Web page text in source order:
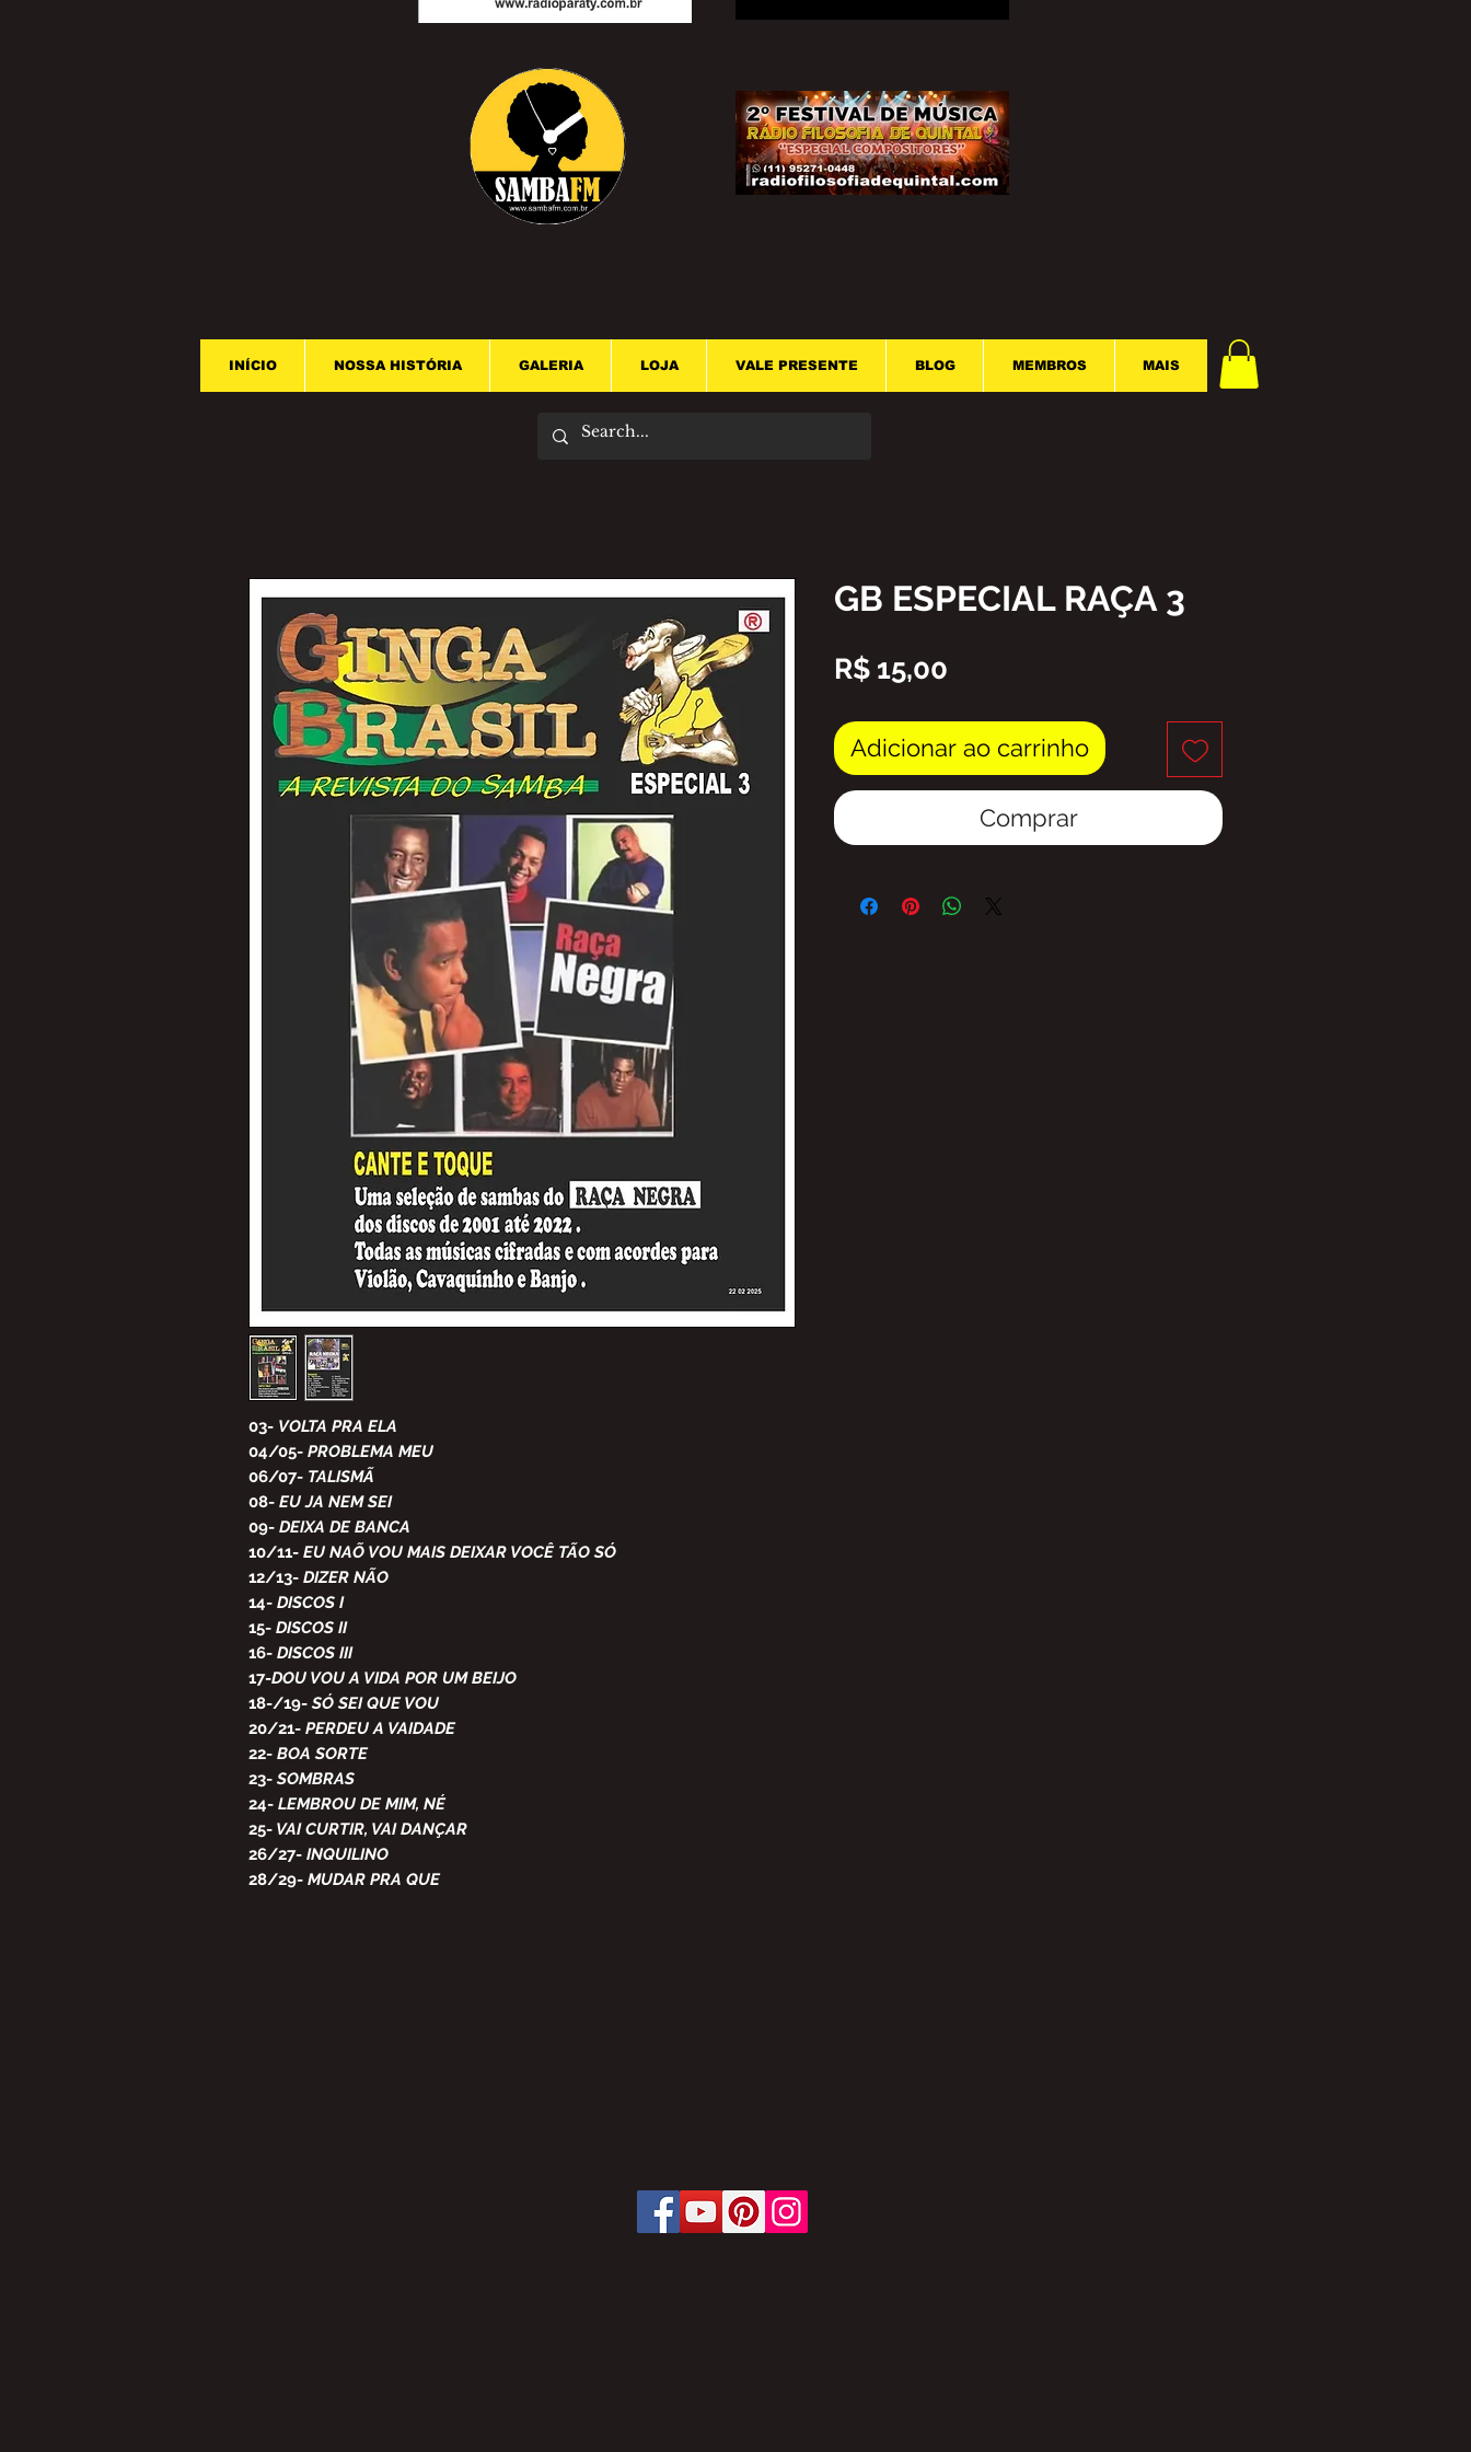
INÍCIO NOSSA HISTÓRIA GALERIA LOJA VALE PRESENTE BLOG MEMBROS MAIS
03- VOLTA PRA ELA
04/05- PROBLEMA MEU
06/07- TALISMÃ
08- EU JA NEM SEI
09- DEIXA DE BANCA
10/11- EU NAÕ VOU MAIS DEIXAR VOCÊ TÃO SÓ
12/13- DIZER NÃO
14- DISCOS I
15- DISCOS II
16- DISCOS III
17-DOU VOU A VIDA POR UM BEIJO
18-/19-SÓ SEI QUE VOU
20/21- PERDEU A VAIDADE
22- BOA SORTE
23-SOMBRAS
24- LEMBROU DE MIM, NÉ
25- VAI CURTIR, VAI DANÇAR
26/27- INQUILINO
28/29- MUDAR PRA QUE
GB ESPECIAL RAÇA 3
R$ 15,00
Adicionar ao carrinho
Comprar